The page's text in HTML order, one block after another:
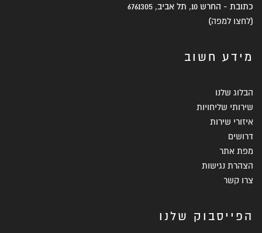
כתובת - החרש 10, תל אביב, 6761305
(לחצו למפה)
מידע חשוב
הבלוג שלנו
שירותי שליחויות
איזורי שירות
דרושים
מפת אתר
הצהרת נגישות
צרו קשר
הפייסבוק שלנו